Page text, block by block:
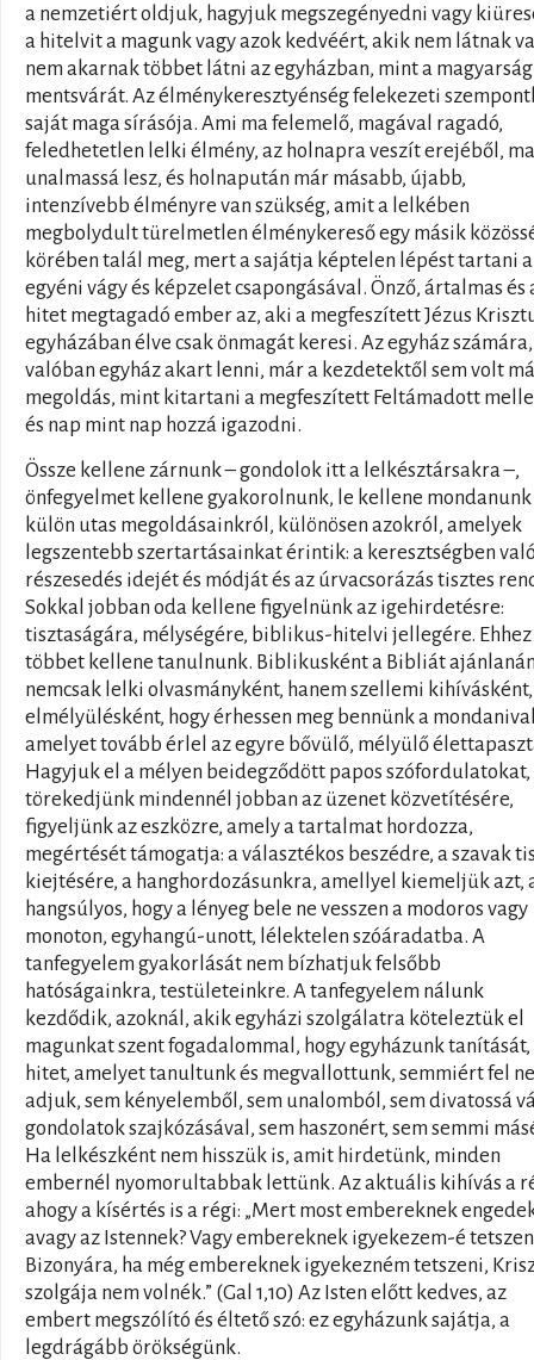
a nemzetiért oldjuk, hagyjuk megszegényedni vagy
a hitelvit a magunk vagy azok kedvéért, akik nem látnak
nem akarnak többet látni az egyházban, mint a magyarság
mentsvárát. Az élménykeresztyénség felekezeti
saját maga sírásója. Ami ma felemelő, magával ragadó,
feledhetetlen lelki élmény, az holnapra veszít erejéből,
unalmassá lesz, és holnapután már másabb, újabb,
intenzívebb élményre van szükség, amit a lelkében
megbolydult türelmetlen élménykereső egy másik
körében talál meg, mert a sajátja képtelen lépést tartani
egyéni vágy és képzelet csapongásával. Önző, ártalmas és
hitet megtagadó ember az, aki a megfeszített Jézus
egyházában élve csak önmagát keresi. Az egyház
valóban egyház akart lenni, már a kezdetektől sem volt
megoldás, mint kitartani a megfeszített Feltámadott
és nap mint nap hozzá igazodni.
Össze kellene zárnunk – gondolok itt a lelkésztársakra –,
önfegyelmet kellene gyakorolnunk, le kellene mondanunk
külön utas megoldásainkról, különösen azokról, amelyek
legszentebb szertartásainkat érintik: a keresztségben
részesedés idejét és módját és az úrvacsorázás tisztes
Sokkal jobban oda kellene figyelnünk az igehirdetésre:
tisztaságára, mélységére, biblikus-hitelvi jellegére. Ehhez
többet kellene tanulnunk. Biblikusként a Bibliát
nemcsak lelki olvasmányként, hanem szellemi kihívásként,
elmélyülésként, hogy érhessen meg bennünk a
amelyet tovább érlel az egyre bővülő, mélyülő
Hagyjuk el a mélyen beidegződött papos szófordulatokat,
törekedjünk mindennél jobban az üzenet közvetítésére,
figyeljünk az eszközre, amely a tartalmat hordozza,
megértését támogatja: a választékos beszédre, a szavak
kiejtésére, a hanghordozásunkra, amellyel kiemeljük azt,
hangsúlyos, hogy a lényeg bele ne vesszen a modoros vagy
monoton, egyhangú-unott, lélektelen szóáradatba. A
tanfegyelem gyakorlását nem bízhatjuk felsőbb
hatóságainkra, testületeinkre. A tanfegyelem nálunk
kezdődik, azoknál, akik egyházi szolgálatra köteleztük el
magunkat szent fogadalommal, hogy egyházunk tanítását,
hitet, amelyet tanultunk és megvallottunk, semmiért fel
adjuk, sem kényelemből, sem unalomból, sem divatossá
gondolatok szajkózásával, sem haszonért, sem semmi
Ha lelkészként nem hisszük is, amit hirdetünk, minden
embernél nyomorultabbak lettünk. Az aktuális kihívás a
ahogy a kísértés is a régi: „Mert most embereknek
avagy az Istennek? Vagy embereknek igyekezem-é
Bizonyára, ha még embereknek igyekezném tetszeni,
szolgája nem volnék.” (Gal 1,10) Az Isten előtt kedves, az
embert megszólító és éltető szó: ez egyházunk sajátja, a
legdrágább örökségünk.